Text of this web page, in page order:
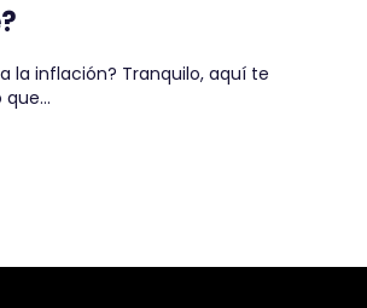
la inflación? Tranquilo, aquí te